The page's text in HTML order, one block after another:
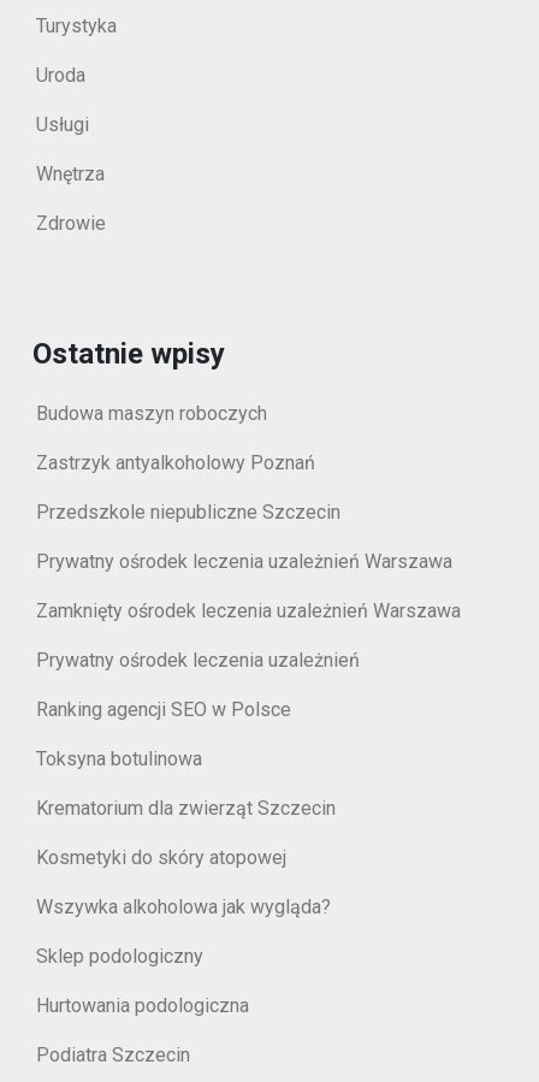
Turystyka
Uroda
Usługi
Wnętrza
Zdrowie
Ostatnie wpisy
Budowa maszyn roboczych
Zastrzyk antyalkoholowy Poznań
Przedszkole niepubliczne Szczecin
Prywatny ośrodek leczenia uzależnień Warszawa
Zamknięty ośrodek leczenia uzależnień Warszawa
Prywatny ośrodek leczenia uzależnień
Ranking agencji SEO w Polsce
Toksyna botulinowa
Krematorium dla zwierząt Szczecin
Kosmetyki do skóry atopowej
Wszywka alkoholowa jak wygląda?
Sklep podologiczny
Hurtowania podologiczna
Podiatra Szczecin